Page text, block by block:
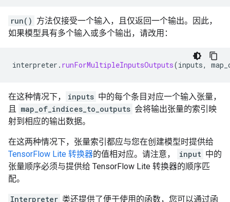
run() 方法仅接受一个输入，且仅返回一个输出。因此，
如果模型具有多个输入或多个输出，请改用：
interpreter . runForMultipleInputsOutputs(inputs,
在这种情况下， inputs 中的每个条目对应一个输入张量，
且 map_of_indices_to_outputs 会将输出张量的索引映
射到相应的输出数据。
在这两种情况下，张量索引都应与您在创建模型时提供给
TensorFlow Lite 转换器的值相对应。请注意， input 中的
张量顺序必须与提供给 TensorFlow Lite 转换器的顺序匹
配。
Interpreter 类还提供了便于使用的函数，您可以通过函